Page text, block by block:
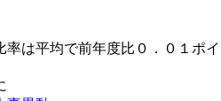
率は平均で前年度比０．０１ポイ